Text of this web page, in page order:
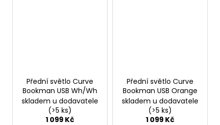
Přední světlo Curve
Bookman USB Wh/Wh
skladem u dodavatele
(>5 ks)
1 099 Kč
Přední světlo Curve
Bookman USB Orange
skladem u dodavatele
(>5 ks)
1 099 Kč